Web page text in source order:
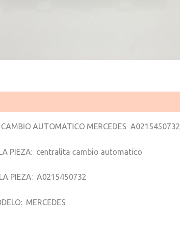
AUTOMATICO MERCEDES A0215450732
LA PIEZA: centralita cambio automatico
PIEZA: A0215450732
MERCEDES